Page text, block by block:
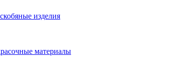
изделия
материалы